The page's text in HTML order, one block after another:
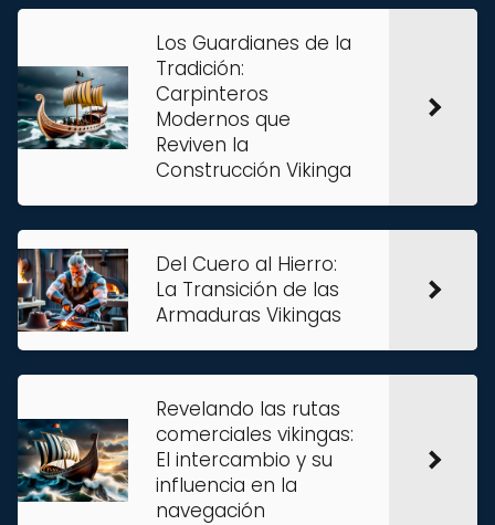
Los Guardianes de la
Tradición:
Carpinteros
Modernos que
Reviven la
Construcción Vikinga
Del Cuero al Hierro:
La Transición de las
Armaduras Vikingas
Revelando las rutas
comerciales vikingas:
El intercambio y su
influencia en la
navegación